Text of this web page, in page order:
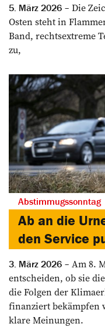
5. März 2026
Die
Osten steht in
Band, rechtsextreme
zu,
Abstimmugssonntag
Ab an die
den Service
3. März 2026
Am 8.
entscheiden, ob sie
die Folgen der
finanziert bekämpfen
klare Meinungen.